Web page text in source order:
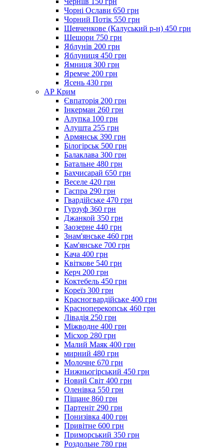
Чорні Ослави 650 грн
Чорний Потік 550 грн
Шевченкове (Калуський р-н) 450 грн
Шешори 750 грн
Яблунів 200 грн
Яблуниця 450 грн
Ямниця 300 грн
Яремче 200 грн
Ясень 430 грн
АР Крим
Євпаторія 200 грн
Інкерман 260 грн
Алупка 100 грн
Алушта 255 грн
Армянськ 390 грн
Білогірськ 500 грн
Балаклава 300 грн
Батальне 480 грн
Бахчисарай 650 грн
Веселе 420 грн
Гаспра 290 грн
Гвардійське 470 грн
Гурзуф 360 грн
Джанкой 350 грн
Заозерне 440 грн
Знам'янське 460 грн
Кам'янське 700 грн
Кача 400 грн
Квіткове 540 грн
Керч 200 грн
Коктебель 450 грн
Кореїз 300 грн
Красногвардійське 400 грн
Красноперекопськ 460 грн
Лівадія 250 грн
Міжводне 400 грн
Місхор 280 грн
Малий Маяк 400 грн
мирний 480 грн
Молочне 670 грн
Нижньогірський 450 грн
Новий Світ 400 грн
Оленівка 550 грн
Піщане 860 грн
Партеніт 290 грн
Понизівка 400 грн
Привітне 600 грн
Приморський 350 грн
Роздольне 780 грн